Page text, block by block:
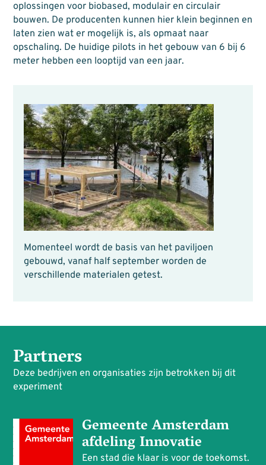
oplossingen voor biobased, modulair en circulair
bouwen. De producenten kunnen hier klein beginnen en
laten zien wat er mogelijk is, als opmaat naar
opschaling. De huidige pilots in het gebouw van 6 bij 6
meter hebben een looptijd van een jaar.
Momenteel wordt de basis van het paviljoen
gebouwd, vanaf half september worden de
verschillende materialen getest.
Partners
Deze bedrijven en organisaties zijn betrokken bij dit
experiment
Gemeente Amsterdam
afdeling Innovatie
Een stad die klaar is voor de toekomst.